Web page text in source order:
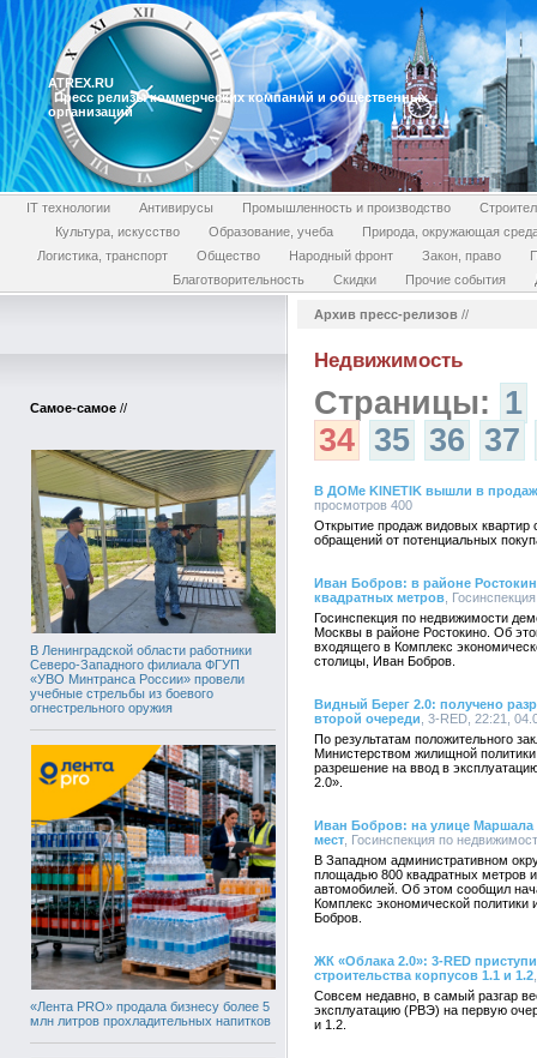
ATREX.RU
Пресс релизы коммерческих компаний и общественных
организаций
IT технологии Антивирусы Промышленность и производство
Культура, искусство
Образование, учеба
Природа, окружающая
Логистика, транспорт
Общество Народный фронт Закон, право
Благотворительность
Скидки Прочие события
Самое-самое //
В Ленинградской области работники
Северо-Западного филиала ФГУП
«УВО Минтранса России» провели
учебные стрельбы из боевого
огнестрельного оружия
«Лента PRO» продала бизнесу более 5
млн литров прохладительных напитков
Архив пресс-релизов //
Недвижимость
Страницы: 1
34 35 36 37
В ДОМе KINETIK вышли в
просмотров 400
Открытие продаж видовых
обращений от потенциальных
Иван Бобров: в районе
квадратных метров ,
Госинспекция по недвижимости
Москвы в районе Ростокино. Об
входящего в Комплекс
столицы, Иван Бобров.
Видный Берег 2.0: получено
второй очереди , 3-RED, 22:21,
По результатам положительного
Министерством жилищной
разрешение на ввод в
2.0».
Иван Бобров: на улице
мест , Госинспекция по
В Западном административном
площадью 800 квадратных метров
автомобилей. Об этом сообщил
Комплекс экономической
Бобров.
ЖК «Облака 2.0»: 3-RED
строительства корпусов 1.1 и 1.2
Совсем недавно, в самый разгар
эксплуатацию (РВЭ) на первую
и 1.2.